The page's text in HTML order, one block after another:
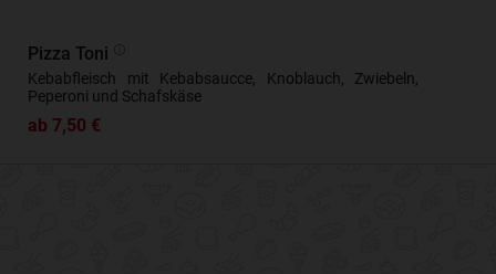
Pizza Toni
Kebabfleisch mit Kebabsaucce, Knoblauch, Zwiebeln,
Peperoni und Schafskäse
ab 7,50 €